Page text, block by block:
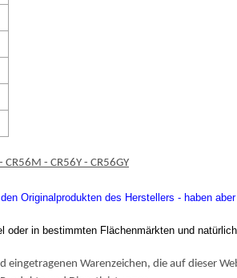
- CR56Y - CR56GY
Originalprodukten des Herstellers - haben
in bestimmten Flächenmärkten und
eingetragenen Warenzeichen, die auf dieser